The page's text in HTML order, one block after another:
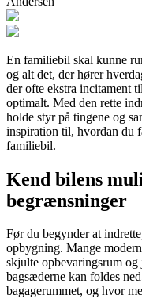
En familiebil skal kunne
og alt det, der hører
der ofte ekstra incitament
optimalt. Med den rette
holde styr på tingene og
inspiration til, hvordan du
familiebil.
Kend bilens
begrænsninger
Før du begynder at
opbygning. Mange
skjulte opbevaringsrum
bagsæderne kan foldes
bagagerummet, og hvor